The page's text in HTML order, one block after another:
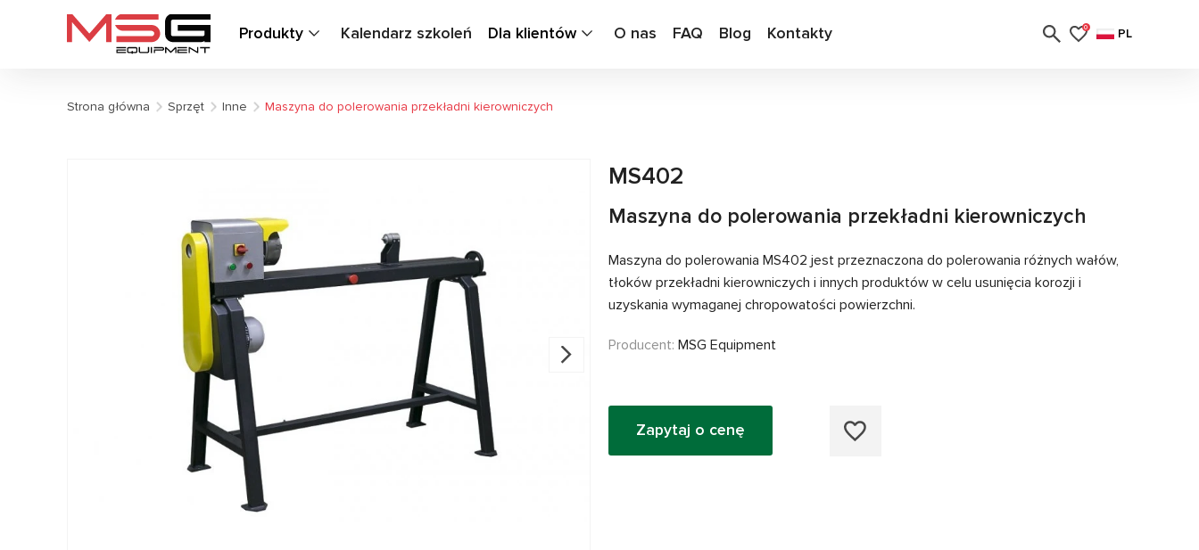
Produkty Kalendarz szkoleń Dla klientów O nas FAQ Blog Kontakty 0 PL
Strona główna Sprzęt Inne Maszyna do polerowania przekładni kierowniczych
MS402
Maszyna do polerowania przekładni kierowniczych
Maszyna do polerowania MS402 jest przeznaczona do polerowania różnych wałów,
tłoków przekładni kierowniczych i innych produktów w celu usunięcia korozji i
uzyskania wymaganej chropowatości powierzchni.
Producent: MSG Equipment
Zapytaj o cenę